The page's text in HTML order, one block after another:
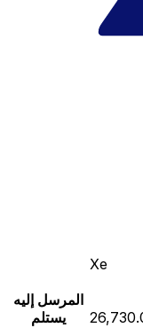
Xe
المرسل إليه
يستلم